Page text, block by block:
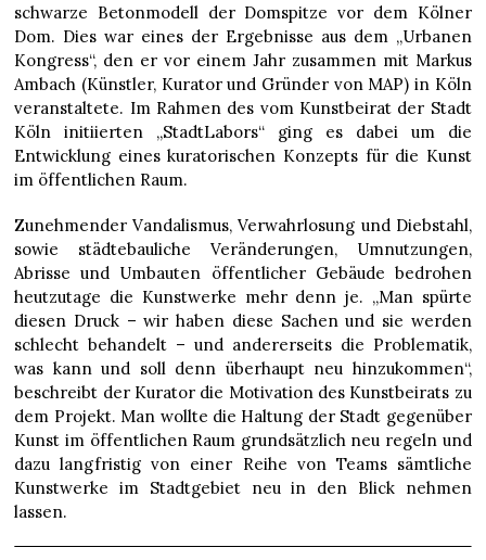
schwarze Betonmodell der Domspitze vor dem Kölner
Dom. Dies war eines der Ergebnisse aus dem „Urbanen
Kongress“, den er vor einem Jahr zusammen mit Markus
Ambach (Künstler, Kurator und Gründer von MAP) in Köln
veranstaltete. Im Rahmen des vom Kunstbeirat der Stadt
Köln initiierten „StadtLabors“ ging es dabei um die
Entwicklung eines kuratorischen Konzepts für die Kunst
im öffentlichen Raum.
Zunehmender Vandalismus, Verwahrlosung und Diebstahl,
sowie städtebauliche Veränderungen, Umnutzungen,
Abrisse und Umbauten öffentlicher Gebäude bedrohen
heutzutage die Kunstwerke mehr denn je. „Man spürte
diesen Druck – wir haben diese Sachen und sie werden
schlecht behandelt – und andererseits die Problematik,
was kann und soll denn überhaupt neu hinzukommen“,
beschreibt der Kurator die Motivation des Kunstbeirats zu
dem Projekt. Man wollte die Haltung der Stadt gegenüber
Kunst im öffentlichen Raum grundsätzlich neu regeln und
dazu langfristig von einer Reihe von Teams sämtliche
Kunstwerke im Stadtgebiet neu in den Blick nehmen
lassen.